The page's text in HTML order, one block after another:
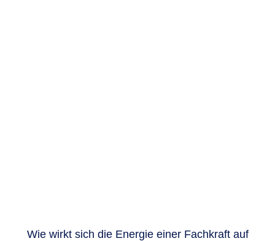
Wie wirkt sich die Energie einer Fachkraft auf